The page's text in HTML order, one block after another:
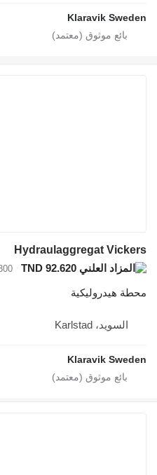
Klaravik
Hydraulaggregat
TND 92.620
SEK 300
هيدروليكية
السويد، Karlstad
Klaravik